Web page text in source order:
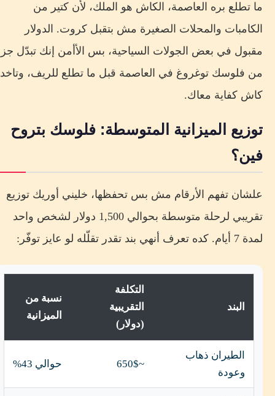
ما تطلع بره العاصمة، الكاش هو الملك، لأن كتير من
الكامبات والمحلات الصغيرة مش بتقبل كروت. الدولار
مقبول في بعض الجولات السياحية، بس الأأمن إنك تبدّل
من فلوسك توغروغ في العاصمة قبل ما تطلع للريف، وتاخد
كاش كفاية معاك.
توزيع الميزانية المتوسطة: فلوسك بتروح
فين؟
علشان تفهم الأرقام مش بس تحفظها، خليني أوريك توزيع
تقريبي لرحلة متوسطة بحوالي 1,500 دولار لشخص واحد
لمدة 7 أيام. كده تعرف أنهي بند تقدر تقلّله لو عايز توفّر:
البند
التكلفة
التقريبية
(دولار)
نسبة من
الميزانية
الطيران ذهاب
وعودة
~650$ حوالي 43%